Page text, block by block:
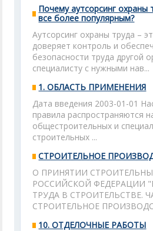
Почему аутсорсинг охраны
все более популярным?
Аутсорсинг охраны труда –
доверяет контроль и
безопасности труда другой
специалисту с нужными нав...
1. ОБЛАСТЬ ПРИМЕНЕНИЯ
Дата введения 2003-01-01
правила распространяются
общестроительных и
строительных ...
СТРОИТЕЛЬНОЕ
О ПРИНЯТИИ
РОССИЙСКОЙ ФЕДЕРАЦИИ
ТРУДА В СТРОИТЕЛЬСТВЕ.
СТРОИТЕЛЬНОЕ
10. ОТДЕЛОЧНЫЕ РАБОТЫ